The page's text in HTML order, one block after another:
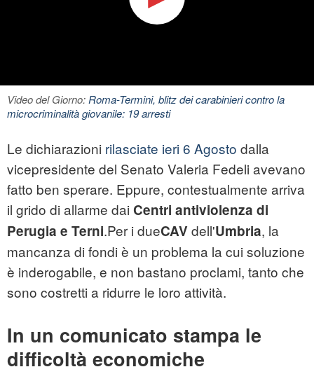
Video del Giorno:Roma-Termini, blitz dei carabinieri contro la
microcriminalità giovanile: 19 arresti
Le dichiarazioni rilasciate ieri 6 Agosto dalla
vicepresidente del Senato Valeria Fedeli avevano
fatto ben sperare. Eppure, contestualmente arriva
il grido di allarme dai Centri antiviolenza di
Perugia e Terni.Per i dueCAVdell'Umbria, la
mancanza di fondi è un problema la cui soluzione
è inderogabile, e non bastano proclami, tanto che
sono costretti a ridurre le loro attività.
In un comunicato stampa le
difficoltà economiche